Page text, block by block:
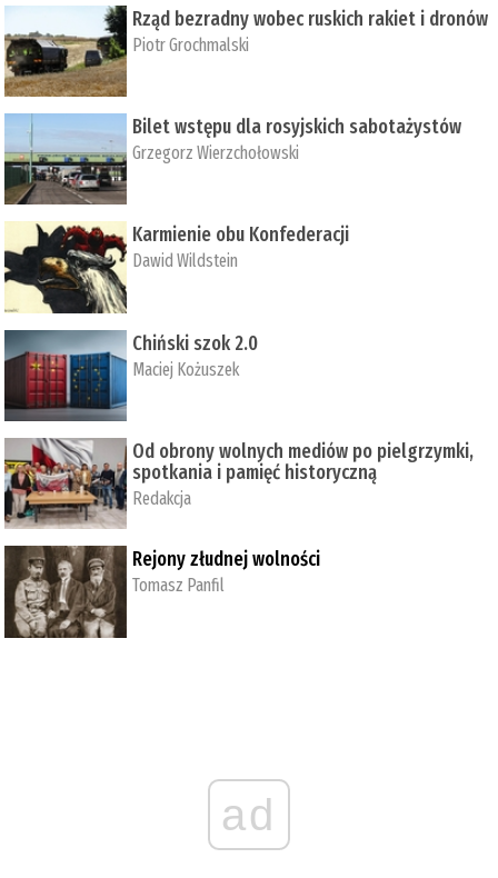
Rząd bezradny wobec ruskich rakiet i dronów
Piotr Grochmalski
Bilet wstępu dla rosyjskich sabotażystów
Grzegorz Wierzchołowski
Karmienie obu Konfederacji
Dawid Wildstein
Chiński szok 2.0
Maciej Kożuszek
Od obrony wolnych mediów po pielgrzymki,
spotkania i pamięć historyczną
Redakcja
Rejony złudnej wolności
Tomasz Panfil
ad